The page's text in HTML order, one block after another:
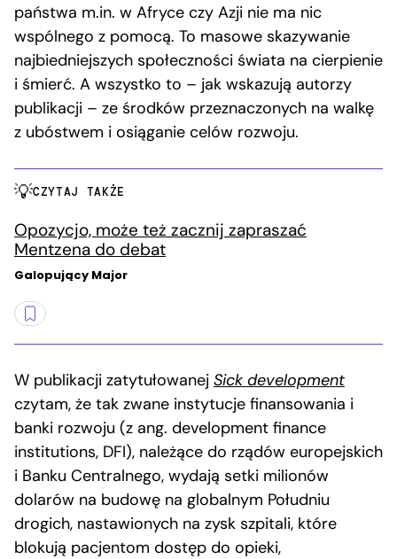
państwa m.in. w Afryce czy Azji nie ma nic
wspólnego z pomocą. To masowe skazywanie
najbiedniejszych społeczności świata na cierpienie
i śmierć. A wszystko to – jak wskazują autorzy
publikacji – ze środków przeznaczonych na walkę
z ubóstwem i osiąganie celów rozwoju.
CZYTAJ TAKŻE
Opozycjo, może też zacznij zapraszać
Mentzena do debat
Galopujący Major
W publikacji zatytułowanej Sick development
czytam, że tak zwane instytucje finansowania i
banki rozwoju (z ang. development finance
institutions, DFI), należące do rządów europejskich
i Banku Centralnego, wydają setki milionów
dolarów na budowę na globalnym Południu
drogich, nastawionych na zysk szpitali, które
blokują pacjentom dostęp do opieki,